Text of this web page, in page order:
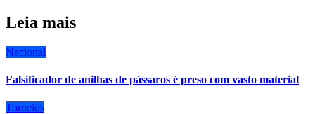
Leia mais
Nacional
Falsificador de anilhas de pássaros é preso com vasto material
Torneios